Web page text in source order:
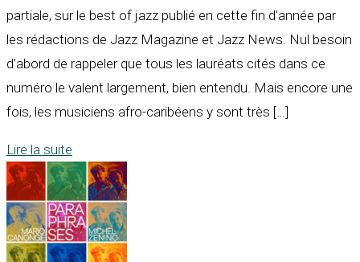
partiale, sur le best of jazz publié en cette fin d’année par
les rédactions de Jazz Magazine et Jazz News. Nul besoin
d’abord de rappeler que tous les lauréats cités dans ce
numéro le valent largement, bien entendu. Mais encore une
fois, les musiciens afro-caribéens y sont très […]
Lire la suite